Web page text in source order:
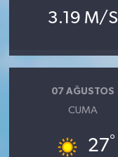
3.19 M/S
07 AĞUSTOS
CUMA
27°